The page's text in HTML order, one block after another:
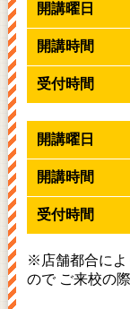
※店舗都合によ
ので ご来校の